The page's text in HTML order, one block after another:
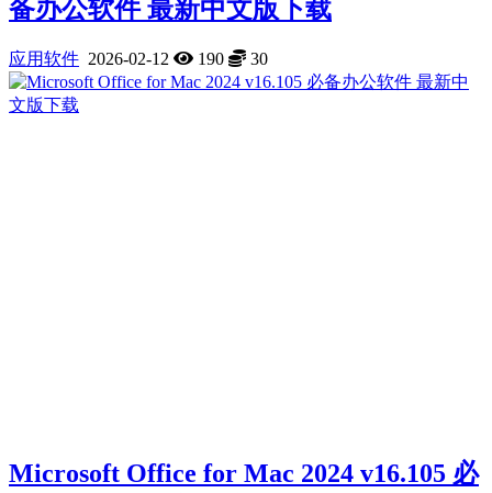
备办公软件 最新中文版下载
应用软件 2026-02-12 190 30
Microsoft Office for Mac 2024 v16.105 必